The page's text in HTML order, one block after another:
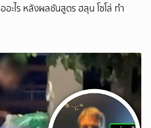
อะไร หลังผลชันสูตร ฮลุน โซโล่ ทำ